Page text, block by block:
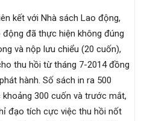
kết với Nhà sách Lao động,
động đã thực hiện không đúng
và nộp lưu chiểu (20 cuốn),
thu hồi từ tháng 7-2014 đồng
hành. Số sách in ra 500
300 cuốn và trước mắt,
đạo tích cực việc thu hồi nốt